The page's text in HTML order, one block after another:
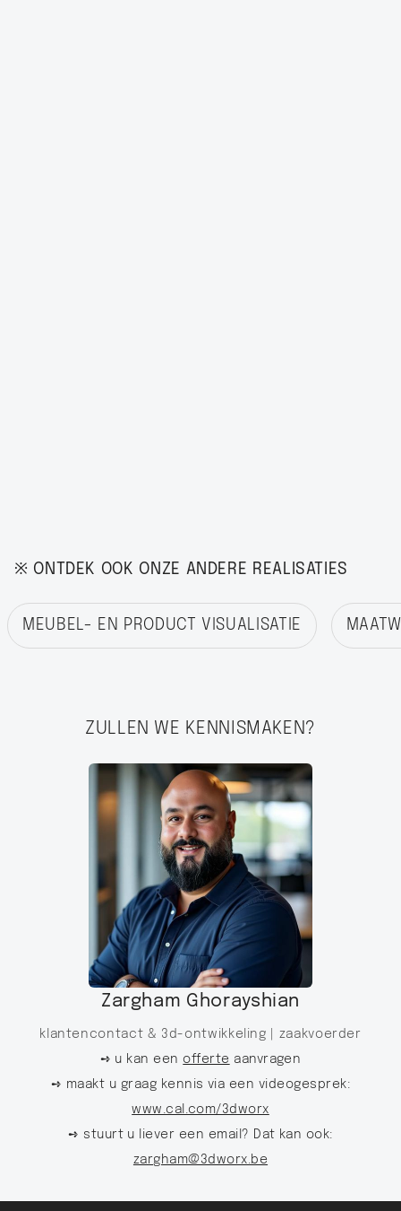
※ ONTDEK OOK ONZE ANDERE REALISATIES
MEUBEL- EN PRODUCT VISUALISATIE
ZULLEN WE KENNISMAKEN?
Zargham Ghorayshian
klantencontact & 3d-ontwikkeling | zaakvoerder
➺ u kan een offerte aanvragen
➺ maakt u graag kennis via een videogesprek:
www.cal.com/3dworx
➺ stuurt u liever een email? Dat kan ook:
zargham@3dworx.be